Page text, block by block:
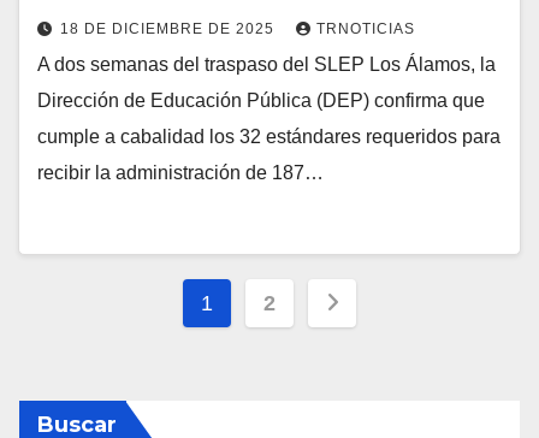
18 DE DICIEMBRE DE 2025 TRNOTICIAS
A dos semanas del traspaso del SLEP Los Álamos, la
Dirección de Educación Pública (DEP) confirma que
cumple a cabalidad los 32 estándares requeridos para
recibir la administración de 187…
Paginación
1 2
Buscar